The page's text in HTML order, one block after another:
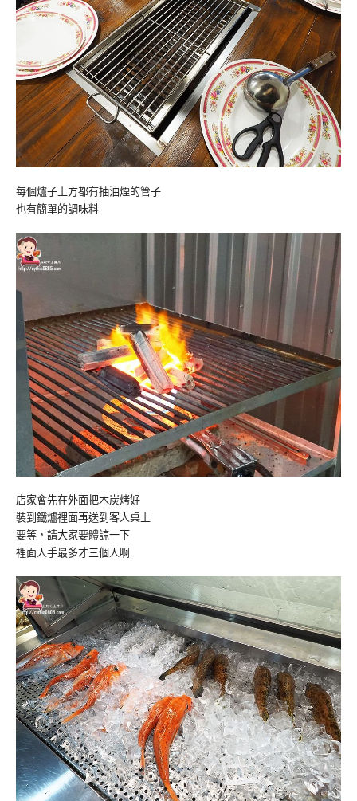
每個爐子上方都有抽油煙的管子
也有簡單的調味料
店家會先在外面把木炭烤好
裝到鐵爐裡面再送到客人桌上
要等，請大家要體諒一下
裡面人手最多才三個人啊